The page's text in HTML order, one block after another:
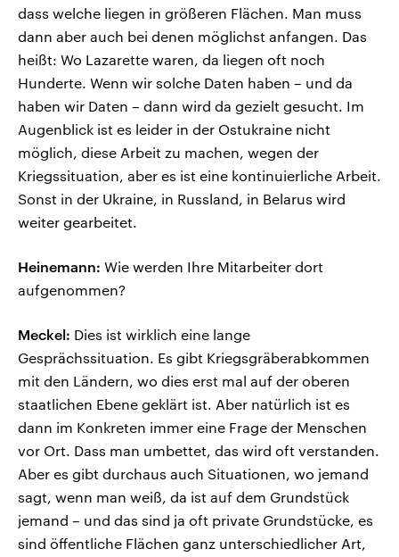
dass welche liegen in größeren Flächen. Man muss
dann aber auch bei denen möglichst anfangen. Das
heißt: Wo Lazarette waren, da liegen oft noch
Hunderte. Wenn wir solche Daten haben – und da
haben wir Daten – dann wird da gezielt gesucht. Im
Augenblick ist es leider in der Ostukraine nicht
möglich, diese Arbeit zu machen, wegen der
Kriegssituation, aber es ist eine kontinuierliche Arbeit.
Sonst in der Ukraine, in Russland, in Belarus wird
weiter gearbeitet.
Heinemann: Wie werden Ihre Mitarbeiter dort
aufgenommen?
Meckel: Dies ist wirklich eine lange
Gesprächssituation. Es gibt Kriegsgräberabkommen
mit den Ländern, wo dies erst mal auf der oberen
staatlichen Ebene geklärt ist. Aber natürlich ist es
dann im Konkreten immer eine Frage der Menschen
vor Ort. Dass man umbettet, das wird oft verstanden.
Aber es gibt durchaus auch Situationen, wo jemand
sagt, wenn man weiß, da ist auf dem Grundstück
jemand – und das sind ja oft private Grundstücke, es
sind öffentliche Flächen ganz unterschiedlicher Art,